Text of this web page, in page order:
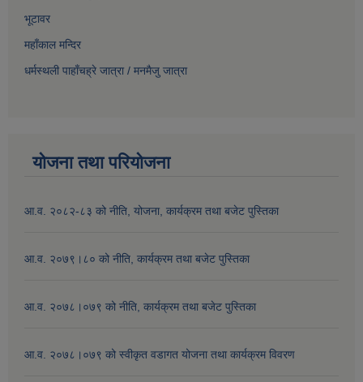
भूटावर
महाँकाल मन्दिर
धर्मस्थली पाहाँचह्रे जात्रा / मनमैजु जात्रा
योजना तथा परियोजना
आ.व. २०८२-८३ को नीति, योजना, कार्यक्रम तथा बजेट पुस्तिका
आ.व. २०७९।८० को नीति, कार्यक्रम तथा बजेट पुस्तिका
आ.व. २०७८।०७९ को नीति, कार्यक्रम तथा बजेट पुस्तिका
आ.व. २०७८।०७९ को स्वीकृत वडागत योजना तथा कार्यक्रम विवरण